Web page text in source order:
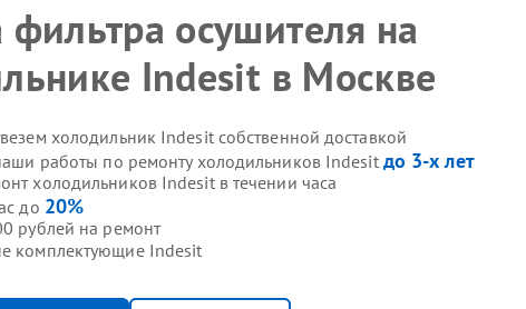
осушителя на
Indesit в Москве
холодильник Indesit собственной доставкой
работы по ремонту холодильников Indesit до 3-х лет
холодильников Indesit в течении часа
до 20%
рублей на ремонт
комплектующие Indesit